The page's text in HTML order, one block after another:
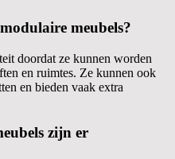
meubels?
doordat ze kunnen worden
en ruimtes. Ze kunnen ook
en bieden vaak extra
zijn er